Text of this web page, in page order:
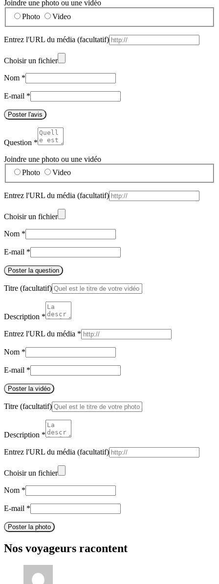
Joindre une photo ou une vidéo
Photo
Video
Entrez l'URL du média (facultatif)
Choisir un fichier
Nom *
E-mail *
Poster l'avis
Question *
Joindre une photo ou une vidéo
Photo
Video
Entrez l'URL du média (facultatif)
Choisir un fichier
Nom *
E-mail *
Poster la question
Titre (facultatif)
Description *
Entrez l'URL du média *
Nom *
E-mail *
Poster la vidéo
Titre (facultatif)
Description *
Entrez l'URL du média (facultatif)
Choisir un fichier
Nom *
E-mail *
Poster la photo
Nos voyageurs racontent